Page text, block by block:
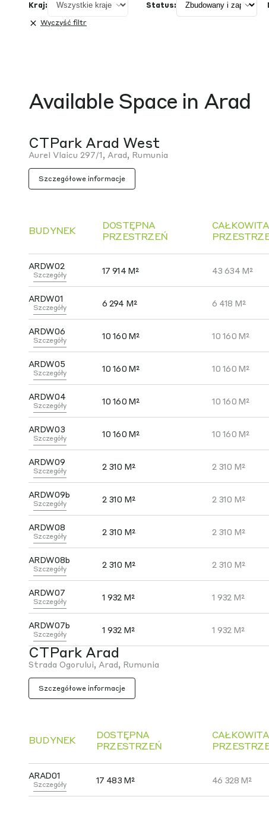
Kraj: Status:
Wyczyść filtr
Available Space in Arad
CTPark Arad West
Aurel Vlaicu 297/1, Arad, Rumunia
Szczegółowe informacje
BUDYNEK
DOSTĘPNA
PRZESTRZEŃ
CAŁKOWITA
ARDW02
Szczegóły 17 914 M² 43 634 M²
ARDW01
Szczegóły 6 294 M² 6 418 M²
ARDW06
Szczegóły 10 160 M² 10 160 M²
ARDW05
Szczegóły 10 160 M² 10 160 M²
ARDW04
Szczegóły 10 160 M² 10 160 M²
ARDW03
Szczegóły 10 160 M² 10 160 M²
ARDW09
Szczegóły 2 310 M² 2 310 M²
ARDW09b
Szczegóły 2 310 M² 2 310 M²
ARDW08
Szczegóły 2 310 M² 2 310 M²
ARDW08b
Szczegóły 2 310 M² 2 310 M²
ARDW07
Szczegóły 1 932 M² 1 932 M²
ARDW07b
Szczegóły 1 932 M² 1 932 M²
CTPark Arad
Strada Ogorului, Arad, Rumunia
Szczegółowe informacje
BUDYNEK
DOSTĘPNA
PRZESTRZEŃ
CAŁKOWITA
ARAD01
Szczegóły 17 483 M² 46 328 M²